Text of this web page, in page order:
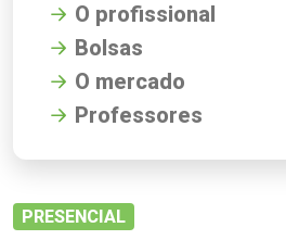
O profissional
Bolsas
O mercado
Professores
PRESENCIAL